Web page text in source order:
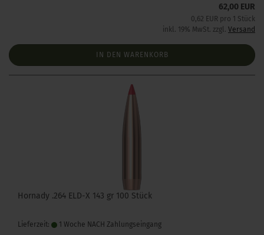
62,00 EUR
0,62 EUR pro 1 Stück
inkl. 19% MwSt. zzgl. Versand
IN DEN WARENKORB
Hornady .264 ELD-X 143 gr 100 Stück
Lieferzeit: 1 Woche NACH Zahlungseingang